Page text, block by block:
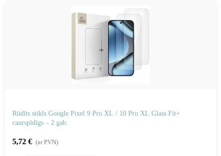
Rūdīts stikls Google Pixel 9 Pro XL / 10 Pro XL Glass Fit+
caurspīdīgs – 2 gab.
5,72 € (ar PVN)